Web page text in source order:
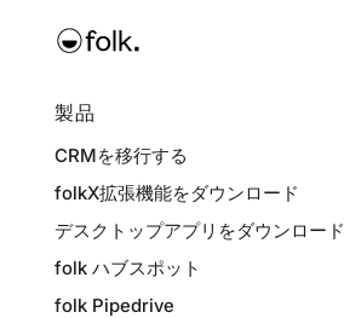
製品
CRMを移行する
folkX拡張機能をダウンロード
デスクトップアプリをダウンロード
folk ハブスポット
folk Pipedrive